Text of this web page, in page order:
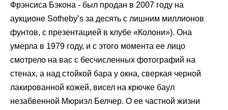
Фрэнсиса Бэкона - был продан в 2007 году на
аукционе Sotheby’s за десять с лишним миллионов
фунтов, с презентацией в клубе «Колони»). Она
умерла в 1979 году, и с этого момента ее лицо
смотрело на вас с бесчисленных фотографий на
стенах, а над стойкой бара у окна, сверкая черной
лакированной кожей, висел на крючке баул
незабвенной Мюриэл Белчер. О ее частной жизни